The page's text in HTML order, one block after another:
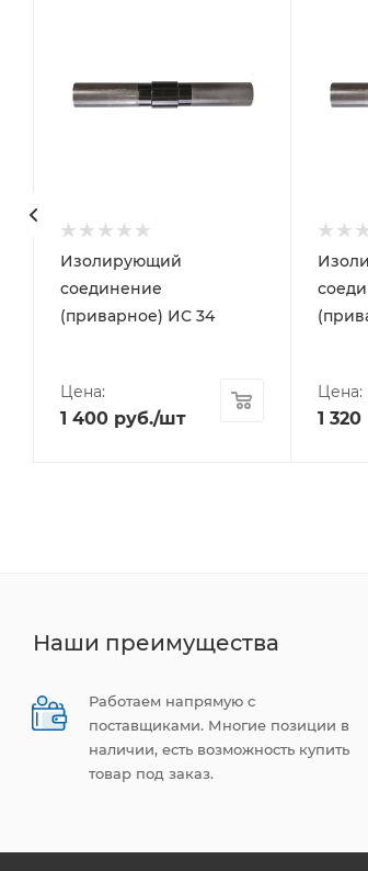
Изолирующий
соединение
(приварное) ИС 34
Цена:
1 400руб./шт
Цена:
1 320
Наши преимущества
Работаем напрямую с
поставщиками. Многие позиции в
наличии, есть возможность купить
товар под заказ.